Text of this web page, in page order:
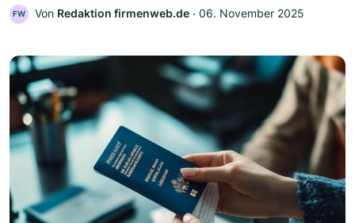
FW Von Redaktion firmenweb.de ‧ 06. November 2025